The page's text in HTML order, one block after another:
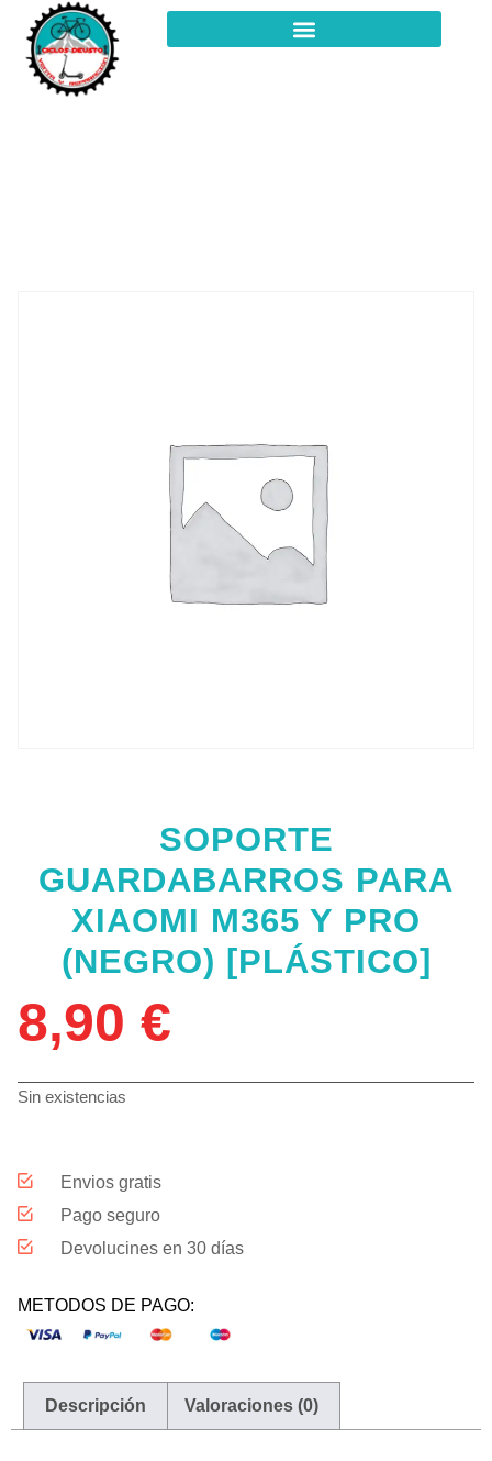
SOPORTE
GUARDABARROS PARA
XIAOMI M365 Y PRO
(NEGRO) [PLÁSTICO]
8,90 €
Sin existencias
Envios gratis
Pago seguro
Devolucines en 30 días
METODOS DE PAGO:
Descripción Valoraciones (0)